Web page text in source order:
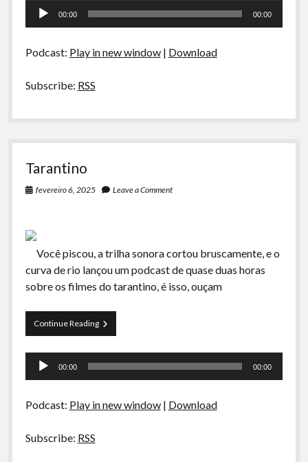
Tocador
00:00 00:00
Podcast: Play in new window| Download
Subscribe: RSS
Tarantino
fevereiro 6, 2025 Leave a Comment
Você piscou, a trilha sonora cortou bruscamente, e o
curva de rio lançou um podcast de quase duas horas
sobre os filmes do tarantino, é isso, ouçam
Continue ReadingTarantino
Tocador
00:00 00:00
Podcast: Play in new window| Download
Subscribe: RSS